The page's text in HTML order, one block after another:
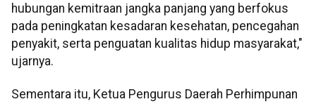
hubungan kemitraan jangka panjang yang berfokus
pada peningkatan kesadaran kesehatan, pencegahan
penyakit, serta penguatan kualitas hidup masyarakat,"
ujarnya.
Sementara itu, Ketua Pengurus Daerah Perhimpunan